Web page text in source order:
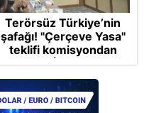
Terörsüz Türkiye’nin
şafağı! "Çerçeve Yasa"
teklifi komisyondan
geçti: İP ve Yeni
Parti'den provokasyon